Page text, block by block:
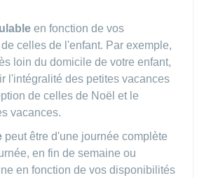
en fonction de vos
celles de l'enfant. Par exemple,
loin du domicile de votre enfant,
l'intégralité des petites vacances
de celles de Noël et le
vacances.
peut être d'une journée complète
en fin de semaine ou
en fonction de vos disponibilités